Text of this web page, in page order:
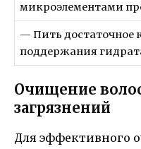
микроэлементами
— Пить достаточное
поддержания
Очищение
загрязнений
Для эффективного